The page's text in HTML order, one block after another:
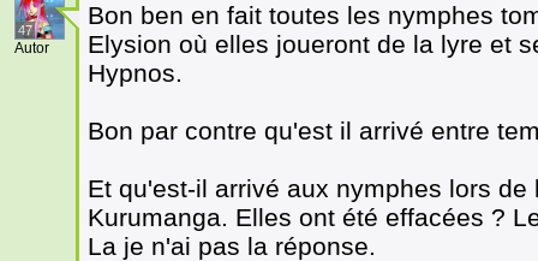
47
Autor
Bon ben en fait toutes les nymphes
Elysion où elles joueront de la lyre et
Hypnos.
Bon par contre qu'est il arrivé entre
Et qu'est-il arrivé aux nymphes lors
Kurumanga. Elles ont été effacées ?
La je n'ai pas la réponse.